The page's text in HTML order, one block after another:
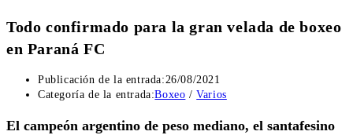
Todo confirmado para la gran velada de boxeo
en Paraná FC
Publicación de la entrada:26/08/2021
Categoría de la entrada:Boxeo / Varios
El campeón argentino de peso mediano, el santafesino